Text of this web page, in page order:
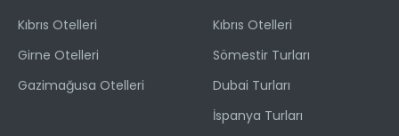
Kıbrıs Otelleri
Girne Otelleri
Gazimağusa Otelleri
Kıbrıs Otelleri
Sömestir Turları
Dubai Turları
İspanya Turları